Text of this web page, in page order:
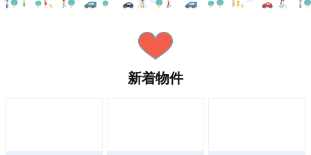
新着物件